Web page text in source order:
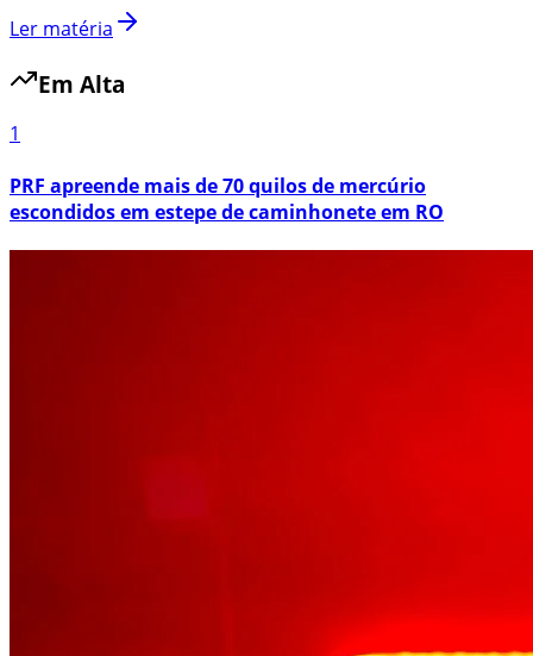
Ler matéria
Em Alta
1
PRF apreende mais de 70 quilos de mercúrio
escondidos em estepe de caminhonete em RO